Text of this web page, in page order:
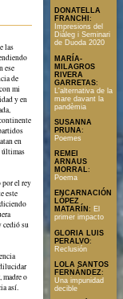
las
ese
de
mi
y en
en
últimas
por el rey
este
cedió su
madre o
así.
DONATELLA
FRANCHI :
Impresions del
Diàleg i Seminari
de Duoda 2020
MARÍA-
MILAGROS
RIVERA
GARRETAS:
L'alternativa de la
mare davant la
pandèmia
SUSANNA
PRUNA:
Poemes
REMEI
ARNAUS
MORRAL:
Poema
ENCARNACIÓN
LÓPEZ
MATARÍN : El
primer impacto
GLORIA LUIS
PERALVO:
Reclusión
LOLA SANTOS
FERNÁNDEZ:
Una impunidad
decible